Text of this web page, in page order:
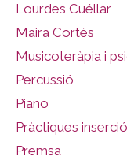
Lourdes Cuéllar
Maira Cortès
Musicoteràpia i
Percussió
Piano
Pràctiques
Premsa